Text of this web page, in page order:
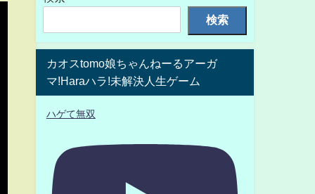
検索
カオスtomo娘ちゃんねーるアーガ
マ!Haraハラ!未解決人生ゲーム
ハゲて無双